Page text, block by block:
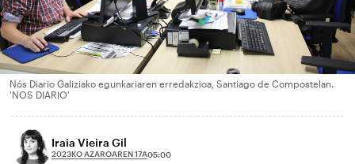
Nós Diario Galiziako egunkariaren erredakzioa, Santiago de Compostelan.
'NOS DIARIO'
Iraia Vieira Gil
2023KO AZAROAREN 17A05:00